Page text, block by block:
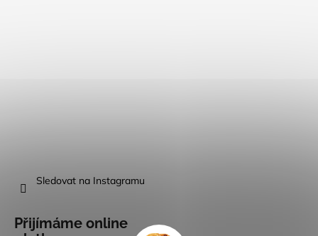
Sledovat na Instagramu
Přijímáme online